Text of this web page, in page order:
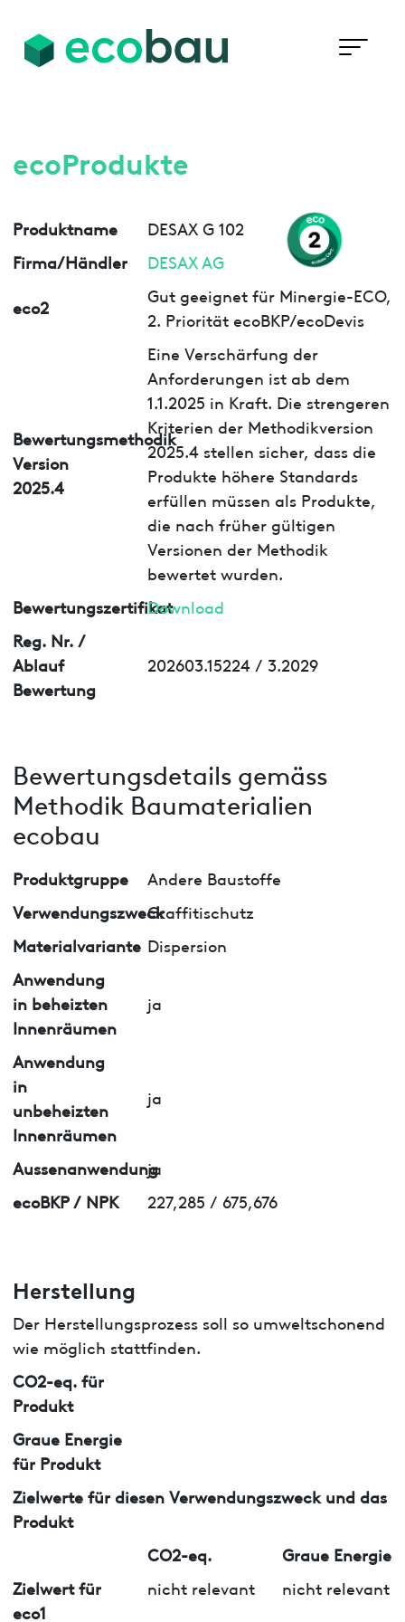
ecoProdukte
Produktname
DESAX G 102
Firma/Händler
DESAX AG
eco2
Gut geeignet für Minergie-ECO,
2. Priorität ecoBKP/ecoDevis
Bewertungsmethodik
Version
2025.4
Eine Verschärfung der
Anforderungen ist ab dem
1.1.2025 in Kraft. Die strengeren
Kriterien der Methodikversion
2025.4 stellen sicher, dass die
Produkte höhere Standards
erfüllen müssen als Produkte,
die nach früher gültigen
Versionen der Methodik
bewertet wurden.
BewertungszertifikatDownload
Reg. Nr. /
Ablauf
Bewertung
202603.15224 / 3.2029
Bewertungsdetails gemäss
Methodik Baumaterialien
ecobau
Produktgruppe
Andere Baustoffe
VerwendungszweckGraffitischutz
Materialvariante Dispersion
Anwendung
in beheizten
Innenräumen
ja
Anwendung
in
unbeheizten
Innenräumen
ja
Aussenanwendung
ja
ecoBKP / NPK
227,285 / 675,676
Herstellung
Der Herstellungsprozess soll so umweltschonend
wie möglich stattfinden.
CO2-eq. für
Produkt
Graue Energie
für Produkt
Zielwerte für diesen Verwendungszweck und das
Produkt
CO2-eq.
Graue Energie
Zielwert für
eco1
nicht relevant nicht relevant